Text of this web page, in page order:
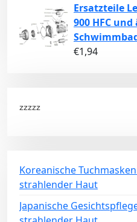
Ersatzteile
900 HFC
€1,94
zzzzz
Koreanische
strahlender Haut
Japanische